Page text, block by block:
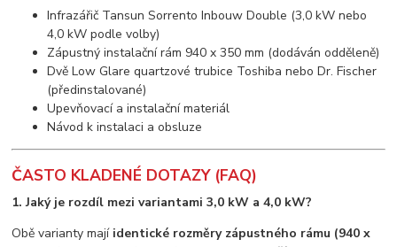
Infrazářič Tansun Sorrento Inbouw Double (3,0 kW nebo
4,0 kW podle volby)
Zápustný instalační rám 940 x 350 mm (dodáván odděleně)
Dvě Low Glare quartzové trubice Toshiba nebo Dr. Fischer
(předinstalované)
Upevňovací a instalační materiál
Návod k instalaci a obsluze
ČASTO KLADENÉ DOTAZY (FAQ)
1. Jaký je rozdíl mezi variantami 3,0 kW a 4,0 kW?
Obě varianty mají identické rozměry zápustného rámu (940 x